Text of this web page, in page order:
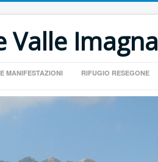
Valle Imagna
MANIFESTAZIONI RIFUGIO RESEGONE